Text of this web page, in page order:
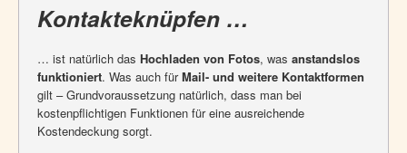
Kontakteknüpfen …
… ist natürlich das Hochladen von Fotos, was anstandslos
funktioniert. Was auch fürMail- und weitere Kontaktformen
gilt – Grundvoraussetzung natürlich, dass man bei
kostenpflichtigen Funktionen für eine ausreichende
Kostendeckung sorgt.